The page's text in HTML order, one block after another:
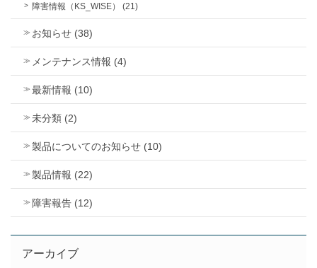
障害情報（KS_WISE） (21)
お知らせ (38)
メンテナンス情報 (4)
最新情報 (10)
未分類 (2)
製品についてのお知らせ (10)
製品情報 (22)
障害報告 (12)
アーカイブ